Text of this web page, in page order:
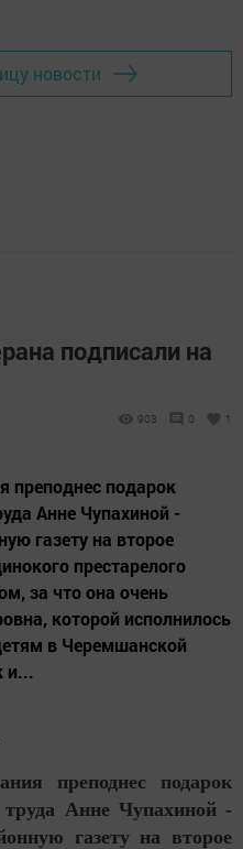
новости
подписали на
903 0 1
преподнес подарок
Анне Чупахиной -
газету на второе
престарелого
за что она очень
которой исполнилось
в Черемшанской
и...
преподнес подарок
труда Анне Чупахиной -
газету на второе